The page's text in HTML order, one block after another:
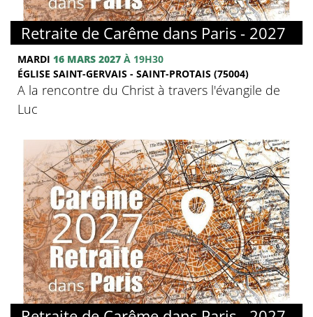
© FMJ
Retraite de Carême dans Paris - 2027
MARDI 16 MARS 2027 À 19H30
ÉGLISE SAINT-GERVAIS - SAINT-PROTAIS (75004)
A la rencontre du Christ à travers l'évangile de
Luc
© FMJ